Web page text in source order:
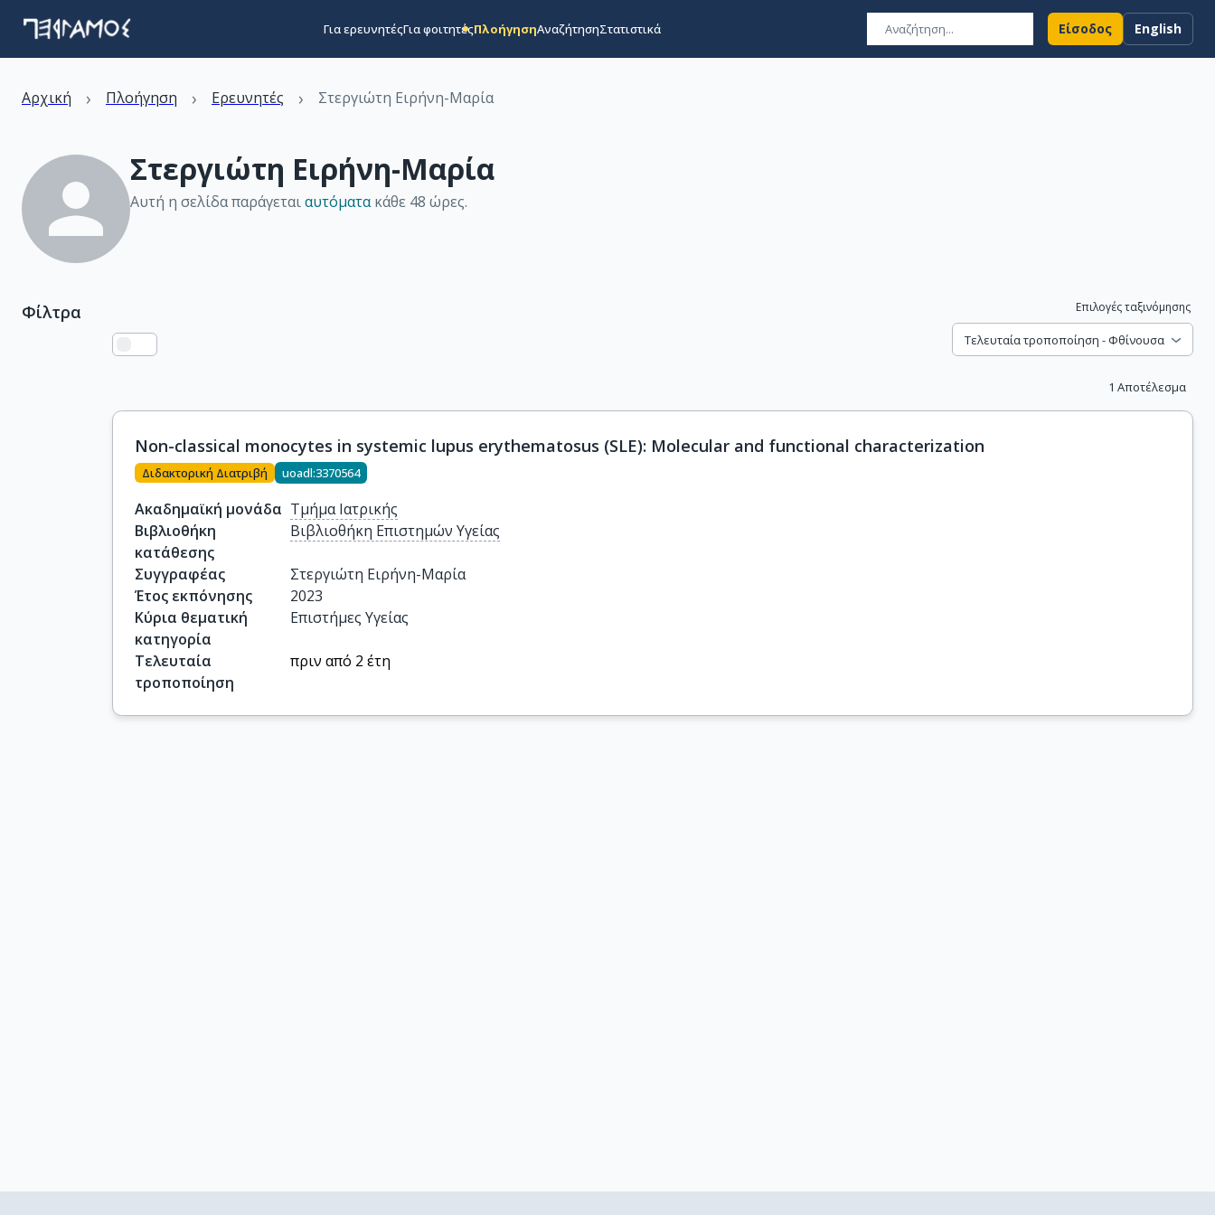
Για ερευνητέςΓια φοιτητέςΠλοήγησηΑναζήτησηΣτατιστικά Είσοδος English
Αρχική › Πλοήγηση › Ερευνητές › Στεργιώτη Ειρήνη-Μαρία
Στεργιώτη Ειρήνη-Μαρία
Αυτή η σελίδα παράγεταιαυτόματακάθε 48 ώρες.
Φίλτρα Επιλογές ταξινόμησης
Τελευταία τροποποίηση - Φθίνουσα
1 Αποτέλεσμα
Non-classical monocytes in systemic lupus erythematosus (SLE): Molecular and functional characterization
Διδακτορική Διατριβή uoadl:3370564
Ακαδημαϊκή μονάδα Τμήμα Ιατρικής
Βιβλιοθήκη
κατάθεσης
Βιβλιοθήκη Επιστημών Υγείας
Συγγραφέας
Στεργιώτη Ειρήνη-Μαρία
Έτος εκπόνησης
2023
Κύρια θεματική
κατηγορία
Επιστήμες Υγείας
Τελευταία
τροποποίηση
πριν από 2 έτη